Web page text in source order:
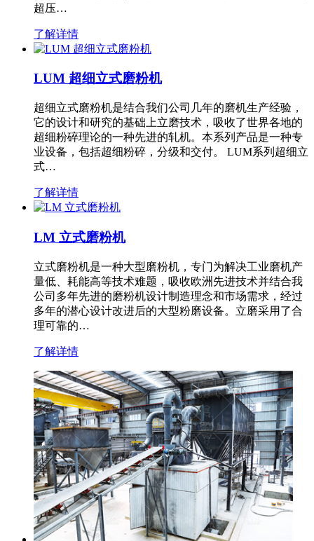
超压…
了解详情
LUM 超细立式磨粉机
超细立式磨粉机是结合我们公司几年的磨机生产经验，
它的设计和研究的基础上立磨技术，吸收了世界各地的
超细粉碎理论的一种先进的轧机。本系列产品是一种专
业设备，包括超细粉碎，分级和交付。 LUM系列超细立
式…
了解详情
LM 立式磨粉机
立式磨粉机是一种大型磨粉机，专门为解决工业磨机产
量低、耗能高等技术难题，吸收欧洲先进技术并结合我
公司多年先进的磨粉机设计制造理念和市场需求，经过
多年的潜心设计改进后的大型粉磨设备。立磨采用了合
理可靠的…
了解详情